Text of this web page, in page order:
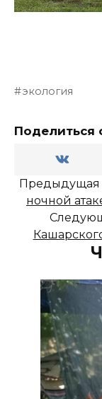
экология
Поделиться
Предыдущая
ночной